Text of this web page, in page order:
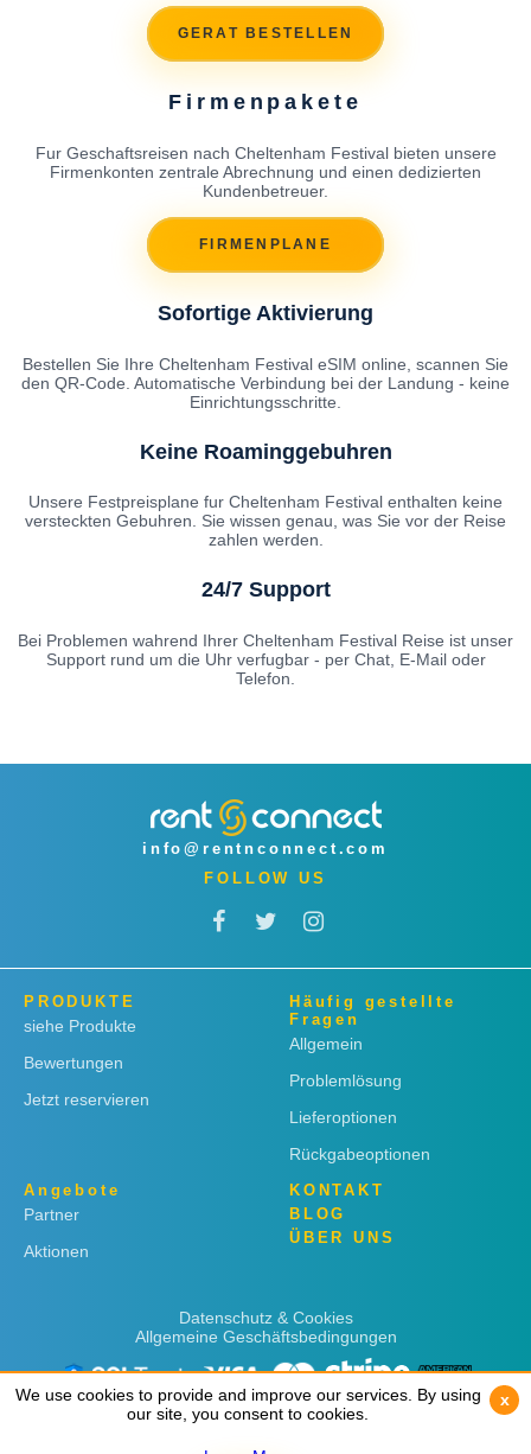
GERAT BESTELLEN
Firmenpakete
Fur Geschaftsreisen nach Cheltenham Festival bieten unsere
Firmenkonten zentrale Abrechnung und einen dedizierten
Kundenbetreuer.
FIRMENPLANE
Sofortige Aktivierung
Bestellen Sie Ihre Cheltenham Festival eSIM online, scannen Sie
den QR-Code. Automatische Verbindung bei der Landung - keine
Einrichtungsschritte.
Keine Roaminggebuhren
Unsere Festpreisplane fur Cheltenham Festival enthalten keine
versteckten Gebuhren. Sie wissen genau, was Sie vor der Reise
zahlen werden.
24/7 Support
Bei Problemen wahrend Ihrer Cheltenham Festival Reise ist unser
Support rund um die Uhr verfugbar - per Chat, E-Mail oder
Telefon.
info@rentnconnect.com
FOLLOW US
PRODUKTE
siehe Produkte
Bewertungen
Jetzt reservieren
Häufig gestellte
Fragen
Allgemein
Problemlösung
Lieferoptionen
Rückgabeoptionen
Angebote
Partner
Aktionen
KONTAKT
BLOG
ÜBER UNS
Datenschutz & Cookies
Allgemeine Geschäftsbedingungen
We use cookies to provide and improve our services. By using
our site, you consent to cookies.
x
We use cookies to provide and improve our services. By using
our site, you consent to cookies.
x